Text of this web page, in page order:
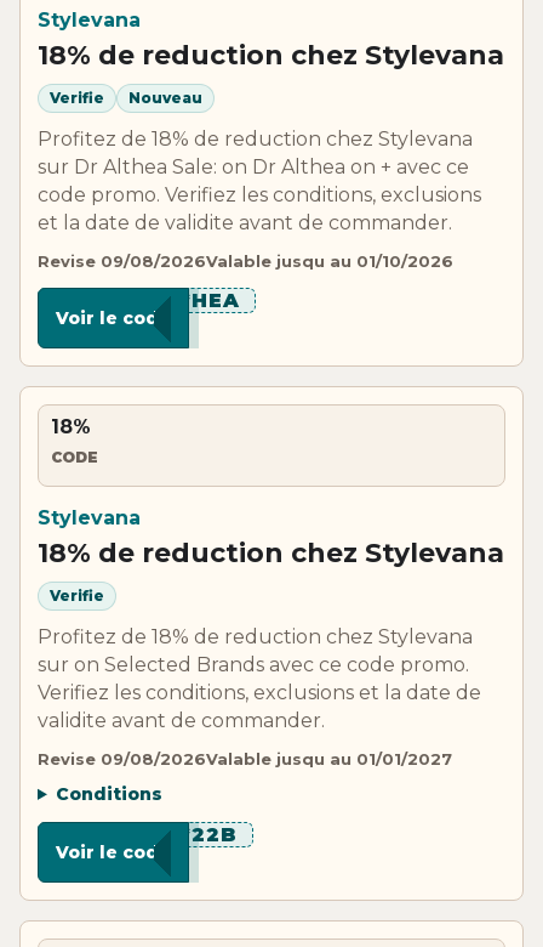
Stylevana
18% de reduction chez Stylevana
Verifie Nouveau
Profitez de 18% de reduction chez Stylevana
sur Dr Althea Sale: on Dr Althea on + avec ce
code promo. Verifiez les conditions, exclusions
et la date de validite avant de commander.
Revise 09/08/2026Valable jusqu au 01/10/2026
******HEA
Voir le code
18%
CODE
Stylevana
18% de reduction chez Stylevana
Verifie
Profitez de 18% de reduction chez Stylevana
sur on Selected Brands avec ce code promo.
Verifiez les conditions, exclusions et la date de
validite avant de commander.
Revise 09/08/2026Valable jusqu au 01/01/2027
Conditions
******22B
Voir le code